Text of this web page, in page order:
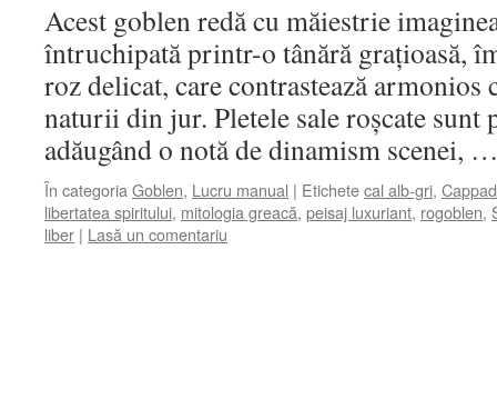
Acest goblen redă cu măiestrie
întruchipată printr-o tânără grațioasă,
roz delicat, care contrastează
naturii din jur. Pletele sale roșcate sunt
adăugând o notă de dinamism scenei,
În categoria Goblen, Lucru manual | Etichetecal alb-gri,
libertatea spiritului, mitologia greacă, peisaj luxuriant, rogoblen,
liber | Lasă un comentariu